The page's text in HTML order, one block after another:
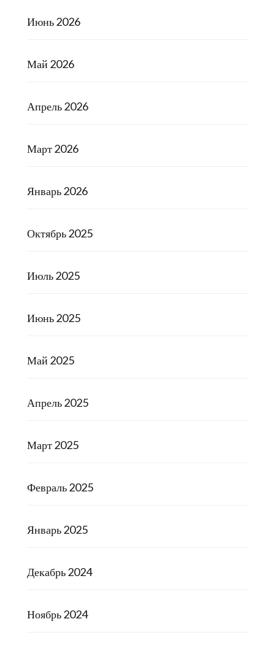
Июнь 2026
Май 2026
Апрель 2026
Март 2026
Январь 2026
Октябрь 2025
Июль 2025
Июнь 2025
Май 2025
Апрель 2025
Март 2025
Февраль 2025
Январь 2025
Декабрь 2024
Ноябрь 2024